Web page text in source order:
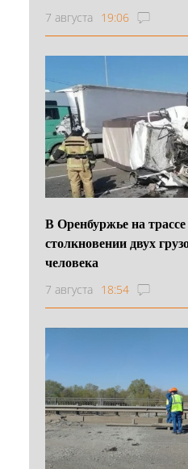
7 августа 19:06
В Оренбуржье на
столкновении двух
человека
7 августа 18:54